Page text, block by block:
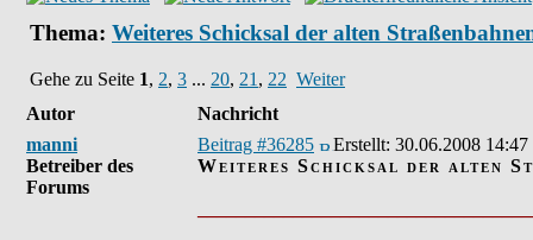
Thema: Weiteres Schicksal der alten
Gehe zu Seite 1, 2, 3 ... 20, 21 , 22 Weiter
Autor
Nachricht
manni
Betreiber des
Forums
Beitrag #36285 Erstellt: 30.06.2008 14:47
Weiteres Schicksal der alten